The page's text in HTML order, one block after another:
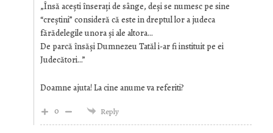
„Însă acești înserați de sânge, deși se numesc pe sine
“creștini” consideră că este in dreptul lor a judeca
fărădelegile unora și ale altora…
De parcă însăși Dumnezeu Tatăl i-ar fi instituit pe ei
Judecători…”
Doamne ajuta! La cine anume va referiti?
0
Reply